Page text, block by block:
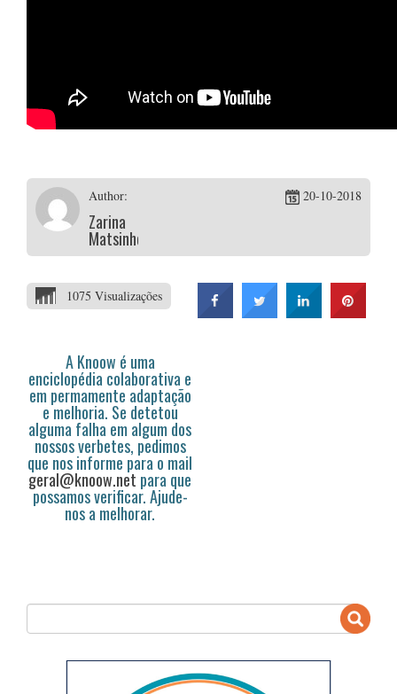
Author:
Zarina
Matsinhes
20-10-2018
1075 Visualizações
A Knoow é uma
enciclopédia colaborativa e
em permamente adaptação
e melhoria. Se detetou
alguma falha em algum dos
nossos verbetes, pedimos
que nos informe para o mail
geral@knoow.net para que
possamos verificar. Ajude-
nos a melhorar.